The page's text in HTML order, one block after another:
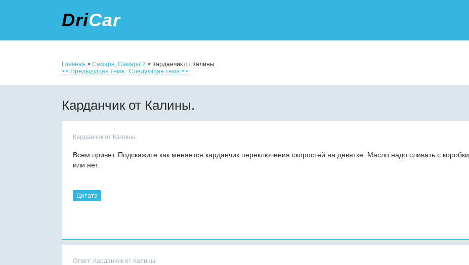
DriCar
Главная > Самара, Самара 2 > Карданчик от Калины.
<< Предыдущая тема : Следующая тема >>
Карданчик от Калины.
Карданчик от Калины.
Всем привет. Подскажите как меняется карданчик переключения скоростей на девятке. Масло надо сливать с коробки
или нет.
Цитата
Ответ: Карданчик от Калины.